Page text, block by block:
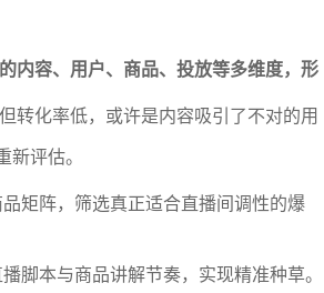
内容、用户、商品、投放等多维度，形
转化率低，或许是内容吸引了不对的用
评估。
矩阵，筛选真正适合直播间调性的爆
脚本与商品讲解节奏，实现精准种草。